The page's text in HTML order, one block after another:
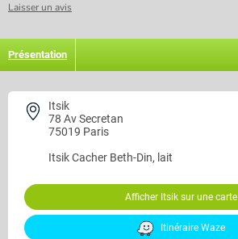
Laisser un avis
Présentation
Itsik
78 Av Secretan
75019 Paris
ItsikCacher Beth-Din, lait
Afficher Itsik sur une carte
Itinéraire Waze